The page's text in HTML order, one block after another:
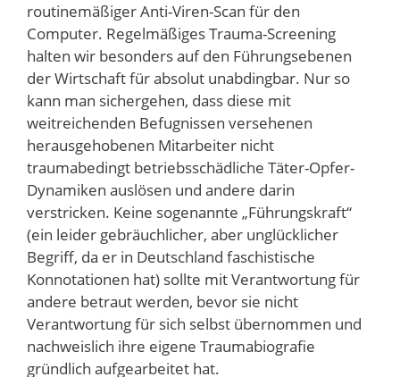
routinemäßiger Anti-Viren-Scan für den
Computer. Regelmäßiges Trauma-Screening
halten wir besonders auf den Führungsebenen
der Wirtschaft für absolut unabdingbar. Nur so
kann man sichergehen, dass diese mit
weitreichenden Befugnissen versehenen
herausgehobenen Mitarbeiter nicht
traumabedingt betriebsschädliche Täter-Opfer-
Dynamiken auslösen und andere darin
verstricken. Keine sogenannte „Führungskraft“
(ein leider gebräuchlicher, aber unglücklicher
Begriff, da er in Deutschland faschistische
Konnotationen hat) sollte mit Verantwortung für
andere betraut werden, bevor sie nicht
Verantwortung für sich selbst übernommen und
nachweislich ihre eigene Traumabiografie
gründlich aufgearbeitet hat.